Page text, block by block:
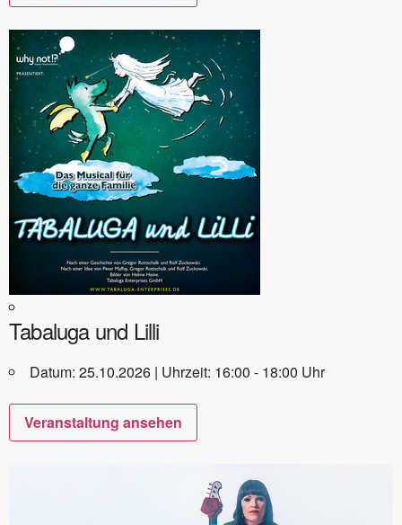
Tabaluga und Lilli
Datum: 25.10.2026 | Uhrzeit: 16:00 - 18:00 Uhr
Veranstaltung ansehen